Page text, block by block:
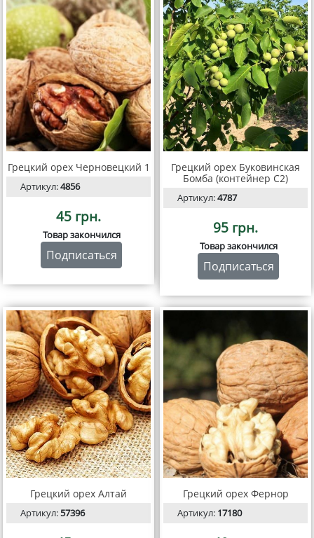
Грецкий орех Черновецкий 1
Артикул:4856
45 грн.
Товар закончился
Подписаться
Грецкий орех Буковинская
Бомба (контейнер С2)
Артикул:4787
95 грн.
Товар закончился
Подписаться
Грецкий орех Алтай
Артикул:57396
Грецкий орех Фернор
Артикул: 17180